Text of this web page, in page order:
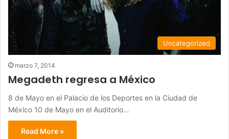
Uncategorized
marzo 7, 2014
Megadeth regresa a México
8 de Mayo en el Palacio de los Deportes en la Ciudad de
México 10 de Mayo en el Auditorio…
Read More »